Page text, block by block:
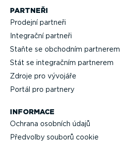
PARTNEŘI
Prodejní partneři
Integrační partneři
Staňte se obchodním partnerem
Stát se integračním partnerem
Zdroje pro vývojáře
Portál pro partnery
INFORMACE
Ochrana osobních údajů
Předvolby souborů cookie